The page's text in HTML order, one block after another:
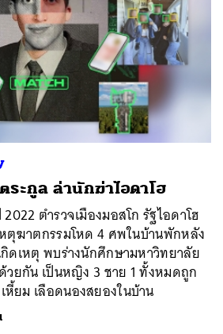
ระกูล ล่านักฆ่าไอดาโฮ
ตำรวจเมืองมอสโก รัฐไอดาโฮ
ตุฆาตกรรมโหด 4 ศพในบ้านพักหลัง
ดเหตุ พบร่างนักศึกษามหาวิทยาลัย
วยกัน เป็นหญิง 3 ชาย 1 ทั้งหมดถูก
หี้ยม เลือดนองสยองในบ้าน